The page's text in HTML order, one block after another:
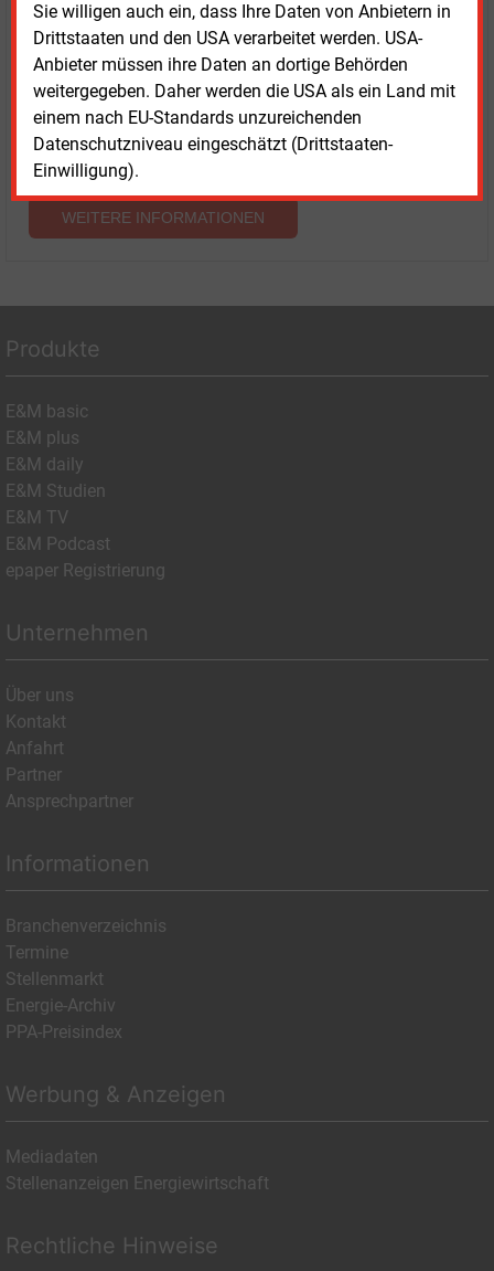
Sie willigen auch ein, dass Ihre Daten von Anbietern in
Drittstaaten und den USA verarbeitet werden. USA-
Anbieter müssen ihre Daten an dortige Behörden
weitergegeben. Daher werden die USA als ein Land mit
einem nach EU-Standards unzureichenden
Datenschutzniveau eingeschätzt (Drittstaaten-
Einwilligung).
Sprechen Sie uns an, wenn Sie Fragen zur Nutzung von
E&M-Inhalten oder den verschiedenen Abonnement-
Paketen haben.
Das E&M-Vertriebsteam freut sich unter Tel. 08152 / 93
11-77 oder untervertrieb@energie-und-management.de
über Ihre Anfrage.
WEITERE INFORMATIONEN
Produkte
E&M basic
E&M plus
E&M daily
E&M Studien
E&M TV
E&M Podcast
epaper Registrierung
Unternehmen
Über uns
Kontakt
Anfahrt
Partner
Ansprechpartner
Informationen
Branchenverzeichnis
Termine
Stellenmarkt
Energie-Archiv
PPA-Preisindex
Werbung & Anzeigen
Mediadaten
Stellenanzeigen Energiewirtschaft
Rechtliche Hinweise